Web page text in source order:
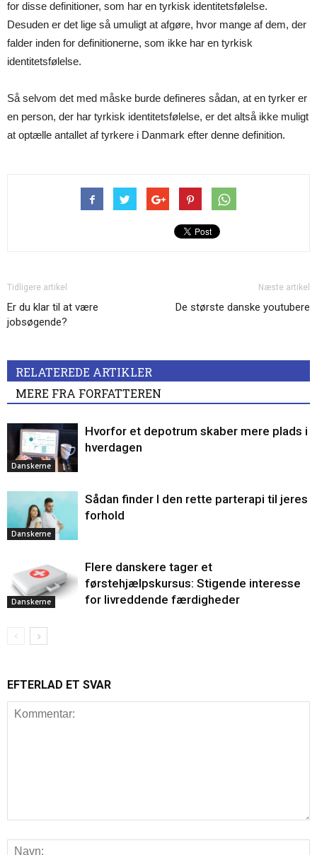
for disse definitioner, som har en tyrkisk identitetsfølelse.
Desuden er det lige så umuligt at afgøre, hvor mange af dem, der
falder inden for definitionerne, som ikke har en tyrkisk
identitetsfølelse.
Så selvom det med måske burde defineres sådan, at en tyrker er
en person, der har tyrkisk identitetsfølelse, er det altså ikke muligt
at optælle antallet af tyrkere i Danmark efter denne definition.
Tidligere artikel
Er du klar til at være
jobsøgende?
Næste artikel
De største danske youtubere
RELATEREDE ARTIKLER
MERE FRA FORFATTEREN
Danskerne
Hvorfor et depotrum skaber mere plads i
hverdagen
Danskerne
Sådan finder I den rette parterapi til jeres
forhold
Danskerne
Flere danskere tager et
førstehjælpskursus: Stigende interesse
for livreddende færdigheder
EFTERLAD ET SVAR